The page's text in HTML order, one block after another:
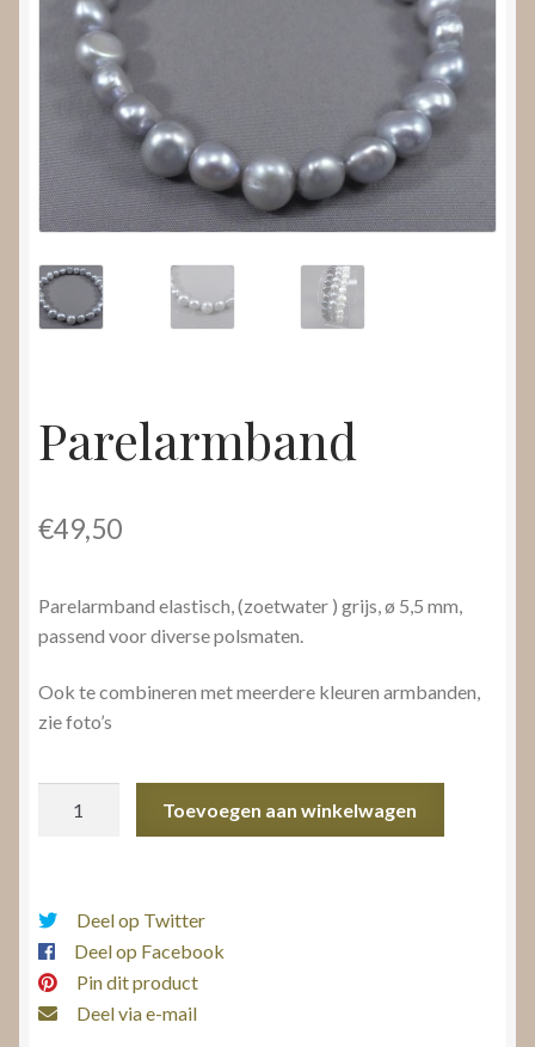
Nieuws
Video’s
Submenu
uitvouwen
Parelarmband
€49,50
Parelarmband elastisch, (zoetwater ) grijs, ø 5,5 mm,
passend voor diverse polsmaten.
Ook te combineren met meerdere kleuren armbanden,
zie foto’s
Toevoegen aan winkelwagen
Deel op Twitter
Deel op Facebook
Pin dit product
Deel via e-mail